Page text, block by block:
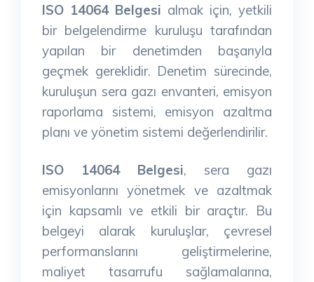
ISO 14064 Belgesi almak için, yetkili
bir belgelendirme kuruluşu tarafından
yapılan bir denetimden başarıyla
geçmek gereklidir. Denetim sürecinde,
kuruluşun sera gazı envanteri, emisyon
raporlama sistemi, emisyon azaltma
planı ve yönetim sistemi değerlendirilir.
ISO 14064 Belgesi, sera gazı
emisyonlarını yönetmek ve azaltmak
için kapsamlı ve etkili bir araçtır. Bu
belgeyi alarak kuruluşlar, çevresel
performanslarını geliştirmelerine,
maliyet tasarrufu sağlamalarına,